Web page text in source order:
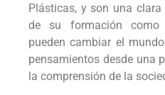
Plásticas, y son una
de su formación como
pueden cambiar el
pensamientos desde una
la comprensión de la